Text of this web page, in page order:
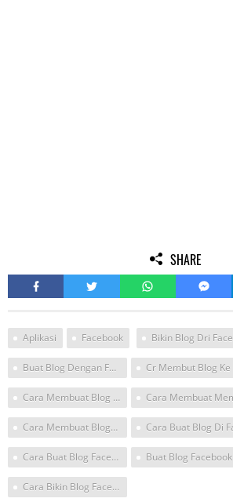
SHARE
Aplikasi Facebook
Buat Blog Dengan Facebook
Cara Membuat Blog Facebook
Cara Membuat Blogger Difacebook
Cara Buat Blog Facebook Buat Blog Facebook
Cara Bikin Blog Facebook